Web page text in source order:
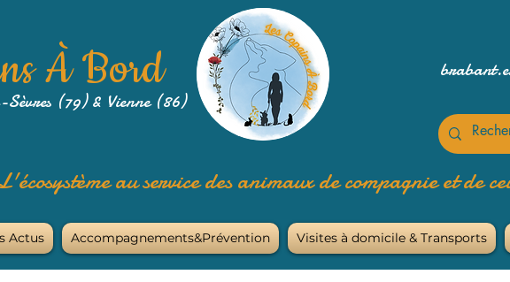
À Bord
Sèvres (79) & Vienne (86)
au service des animaux de compagnie et de
Actus Accompagnements&Prévention Visites à domicile & Transports